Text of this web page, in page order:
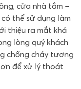
cửa nhà tắm –
thể sử dụng làm
thiệu ra mắt khá
lòng quý khách
chống cháy tương
để xử lý thoát